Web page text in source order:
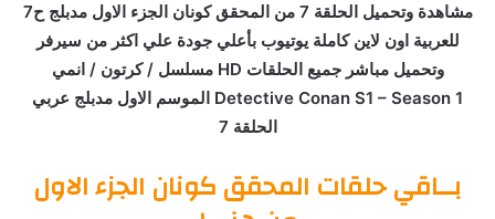
مشاهدة وتحميل الحلقة 7 من المحقق كونان الجزء الاول مدبلج ح7
للعربية اون لاين كاملة يوتيوب بأعلي جودة علي اكثر من سيرفر
وتحميل مباشر جميع الحلقات HD مسلسل / كرتون / انمي
Detective Conan S1 – Season 1 الموسم الاول مدبلج عربي
الحلقة 7
بــاقي حلقات المحقق كونان الجزء الاول